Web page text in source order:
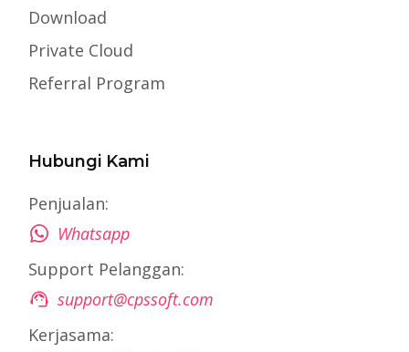
Download
Private Cloud
Referral Program
Hubungi Kami
Penjualan:
Whatsapp
Support Pelanggan:
support@cpssoft.com
Kerjasama: